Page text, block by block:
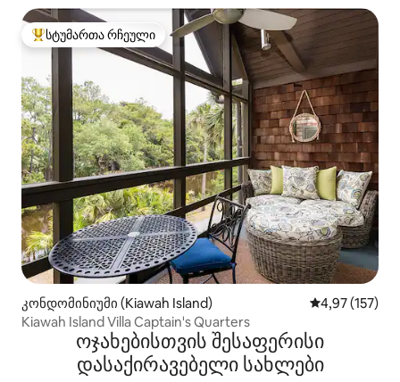
სტუმართა რჩეული მოწინავე ვარიანტი
სტუმართა რჩეული
კონდომინიუმი (Kiawah Island) საშუალო
4,97 (157)
Kiawah Island Villa Captain's Quarters
ოჯახებისთვის შესაფერისი
დასაქირავებელი სახლები